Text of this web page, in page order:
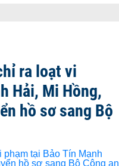
ra loạt vi
Hải, Mi Hồng,
hồ sơ sang Bộ